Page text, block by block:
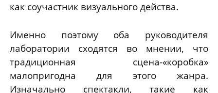
как соучастник визуального действа.
Именно поэтому оба руководителя
лаборатории сходятся во мнении, что
традиционная сцена-«коробка»
малопригодна для этого жанра.
Изначально спектакли, такие как